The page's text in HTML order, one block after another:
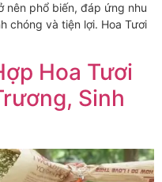
nên phổ biến, đáp ứng nhu
chóng và tiện lợi. Hoa Tươi
Hoa Tươi
Sinh